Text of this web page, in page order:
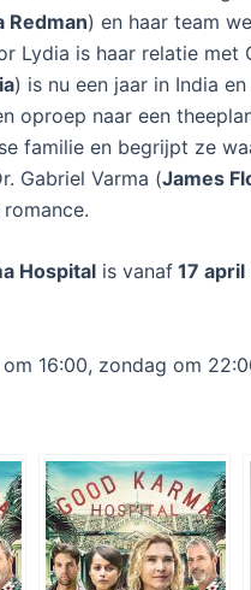
Redman) en haar team
Lydia is haar relatie met
) is nu een jaar in India
oproep naar een
familie en begrijpt ze
Gabriel Varma (James
Hospital is vanaf 17 april
16:00, zondag om